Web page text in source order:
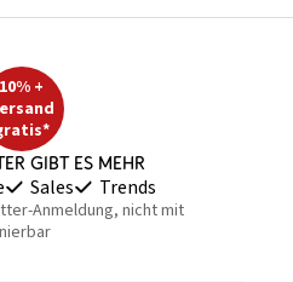
10% +
gibt es mehr
Sales Trends
Anmeldung, nicht mit